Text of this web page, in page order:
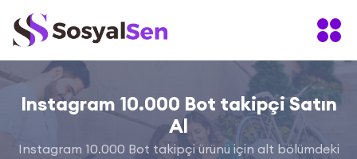
Instagram 10.000 Bot takipçi Satın
Al
Instagram 10.000 Bot takipçi ürünü için alt bölümdeki